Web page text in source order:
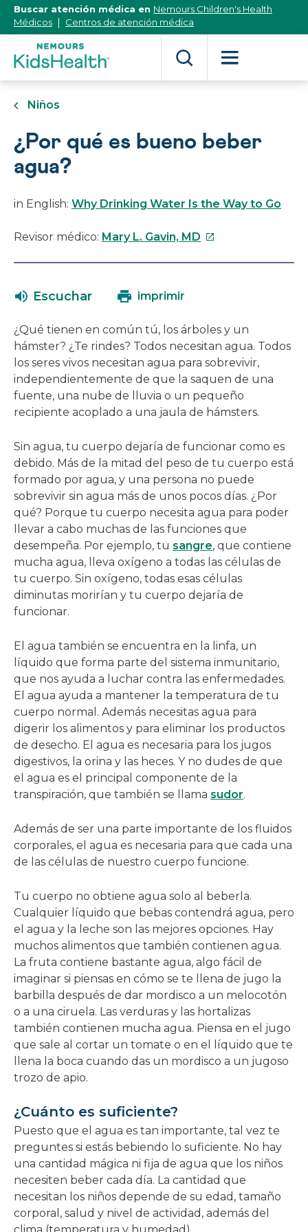
[Skip
Content]
Buscar atención médica en Nemours Children's Health
Médicos
Centros de atención médica
Niños
¿Por qué es bueno beber
agua?
in English: Why Drinking Water Is the Way to Go
Revisor médico: Mary L. Gavin, MD Este
nueva
ventana
Escuchar imprimir
¿Qué tienen en común tú, los árboles y un
hámster? ¿Te rindes? Todos necesitan agua. Todos
los seres vivos necesitan agua para sobrevivir,
independientemente de que la saquen de una
fuente, una nube de lluvia o un pequeño
recipiente acoplado a una jaula de hámsters.
Sin agua, tu cuerpo dejaría de funcionar como es
debido. Más de la mitad del peso de tu cuerpo está
formado por agua, y una persona no puede
sobrevivir sin agua más de unos pocos días. ¿Por
qué? Porque tu cuerpo necesita agua para poder
llevar a cabo muchas de las funciones que
desempeña. Por ejemplo, tu sangre, que contiene
mucha agua, lleva oxígeno a todas las células de
tu cuerpo. Sin oxígeno, todas esas células
diminutas morirían y tu cuerpo dejaría de
funcionar.
El agua también se encuentra en la linfa, un
líquido que forma parte del sistema inmunitario,
que nos ayuda a luchar contra las enfermedades.
El agua ayuda a mantener la temperatura de tu
cuerpo normal. Además necesitas agua para
digerir los alimentos y para eliminar los productos
de desecho. El agua es necesaria para los jugos
digestivos, la orina y las heces. Y no dudes de que
el agua es el principal componente de la
transpiración, que también se llama sudor.
Además de ser una parte importante de los fluidos
corporales, el agua es necesaria para que cada una
de las células de nuestro cuerpo funcione.
Tu cuerpo no obtiene agua solo al beberla.
Cualquier líquido que bebas contendrá agua, pero
el agua y la leche son las mejores opciones. Hay
muchos alimentos que también contienen agua.
La fruta contiene bastante agua, algo fácil de
imaginar si piensas en cómo se te llena de jugo la
barbilla después de dar mordisco a un melocotón
o a una ciruela. Las verduras y las hortalizas
también contienen mucha agua. Piensa en el jugo
que sale al cortar un tomate o en el líquido que te
llena la boca cuando das un mordisco a un jugoso
trozo de apio.
¿Cuánto es suficiente?
Puesto que el agua es tan importante, tal vez te
preguntes si estás bebiendo lo suficiente. No hay
una cantidad mágica ni fija de agua que los niños
necesiten beber cada día. La cantidad que
necesitan los niños depende de su edad, tamaño
corporal, salud y nivel de actividad, además del